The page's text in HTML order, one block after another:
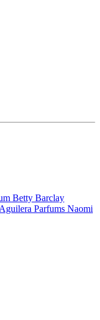
Betty Barclay
Parfums Naomi